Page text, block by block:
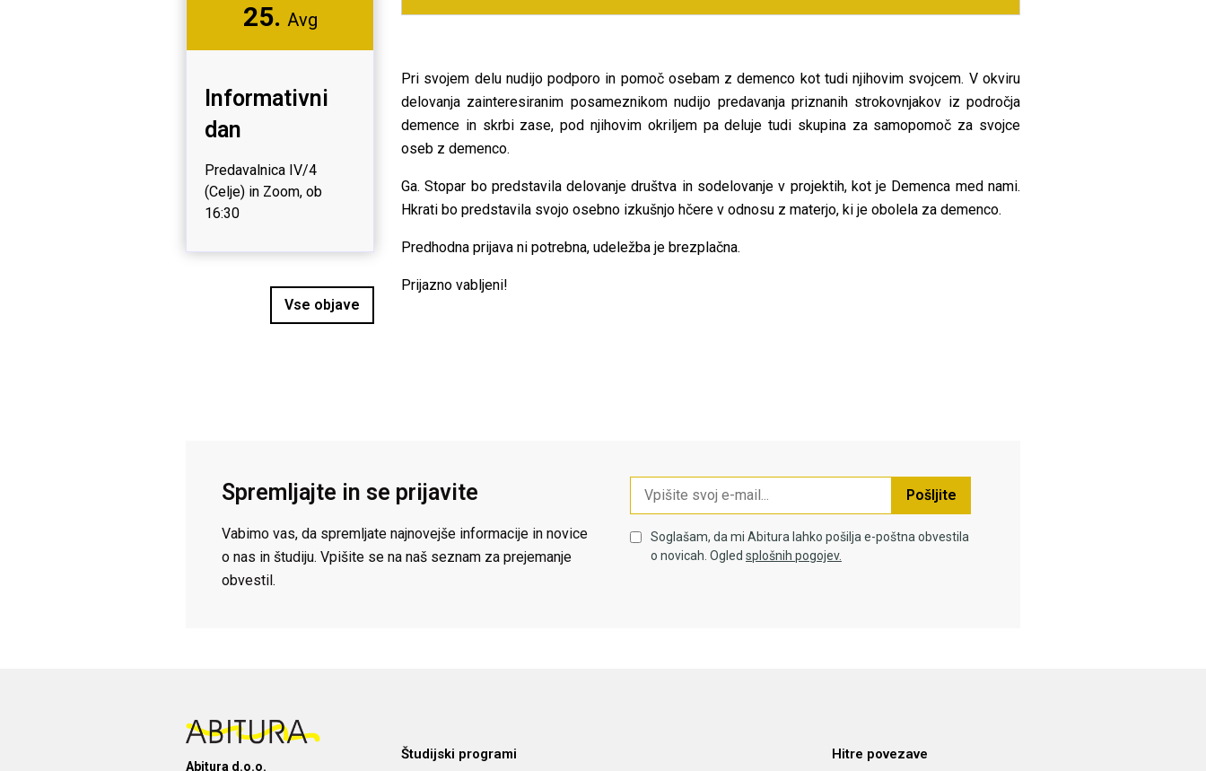
25. Avg
Informativni
dan
Predavalnica IV/4
(Celje) in Zoom, ob
16:30
Vse objave
Pri svojem delu nudijo podporo in pomoč osebam z demenco kot tudi njihovim svojcem. V okviru
delovanja zainteresiranim posameznikom nudijo predavanja priznanih strokovnjakov iz področja
demence in skrbi zase, pod njihovim okriljem pa deluje tudi skupina za samopomoč za svojce
oseb z demenco.
Ga. Stopar bo predstavila delovanje društva in sodelovanje v projektih, kot je Demenca med nami.
Hkrati bo predstavila svojo osebno izkušnjo hčere v odnosu z materjo, ki je obolela za demenco.
Predhodna prijava ni potrebna, udeležba je brezplačna.
Prijazno vabljeni!
Spremljajte in se prijavite
Vabimo vas, da spremljate najnovejše informacije in novice
o nas in študiju. Vpišite se na naš seznam za prejemanje
obvestil.
Pošljite
Soglašam, da mi Abitura lahko pošilja e-poštna obvestila
o novicah. Ogled splošnih pogojev.
Abitura d.o.o.
Študijski programi Hitre povezave